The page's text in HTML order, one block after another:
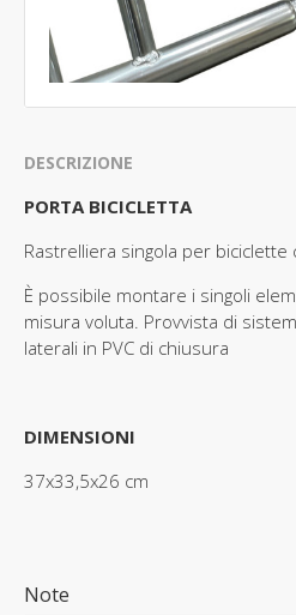
DESCRIZIONE
PORTA BICICLETTA
Rastrelliera singola per biciclette
È possibile montare i singoli
misura voluta. Provvista di
laterali in PVC di chiusura
DIMENSIONI
37x33,5x26 cm
Note